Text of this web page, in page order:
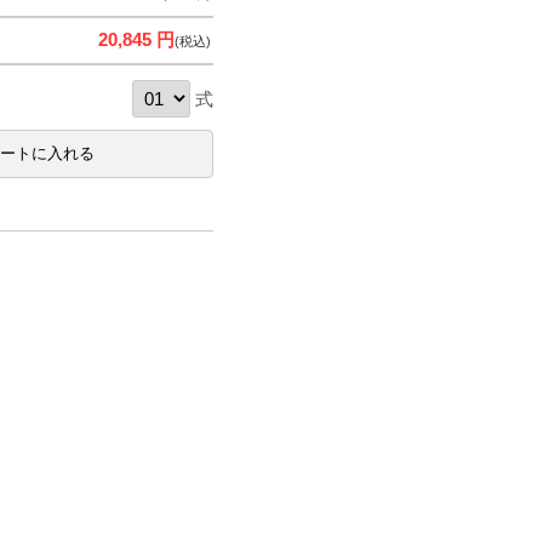
20,845 円(税込)
式